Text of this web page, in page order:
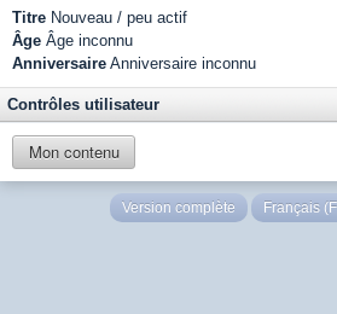
Titre Nouveau / peu actif
Âge Âge inconnu
Anniversaire Anniversaire inconnu
Contrôles utilisateur
Mon contenu
Version complète Français